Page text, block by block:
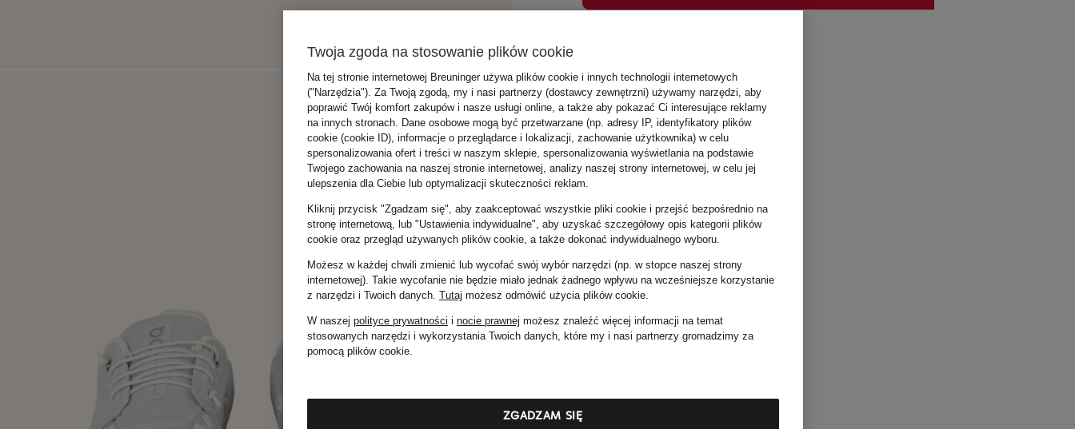
Twoja zgoda na stosowanie plików cookie
Na tej stronie internetowej Breuninger używa plików cookie i innych technologii internetowych
("Narzędzia"). Za Twoją zgodą, my i nasi partnerzy (dostawcy zewnętrzni) używamy narzędzi, aby
poprawić Twój komfort zakupów i nasze usługi online, a także aby pokazać Ci interesujące reklamy
na innych stronach. Dane osobowe mogą być przetwarzane (np. adresy IP, identyfikatory plików
cookie (cookie ID), informacje o przeglądarce i lokalizacji, zachowanie użytkownika) w celu
spersonalizowania ofert i treści w naszym sklepie, spersonalizowania wyświetlania na podstawie
Twojego zachowania na naszej stronie internetowej, analizy naszej strony internetowej, w celu jej
ulepszenia dla Ciebie lub optymalizacji skuteczności reklam.
Kliknij przycisk "Zgadzam się", aby zaakceptować wszystkie pliki cookie i przejść bezpośrednio na
stronę internetową, lub "Ustawienia indywidualne", aby uzyskać szczegółowy opis kategorii plików
cookie oraz przegląd używanych plików cookie, a także dokonać indywidualnego wyboru.
Możesz w każdej chwili zmienić lub wycofać swój wybór narzędzi (np. w stopce naszej strony
internetowej). Takie wycofanie nie będzie miało jednak żadnego wpływu na wcześniejsze korzystanie
z narzędzi i Twoich danych. Tutaj możesz odmówić użycia plików cookie.
W naszej polityce prywatności i nocie prawnej możesz znaleźć więcej informacji na temat
stosowanych narzędzi i wykorzystania Twoich danych, które my i nasi partnerzy gromadzimy za
pomocą plików cookie.
ZGADZAM SIĘ